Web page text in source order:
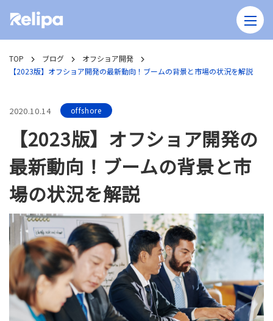
TOP ブログ
オフショア開発
【2023版】オフショア開発の最新動向！ブームの背景と市場の状況を解説
2020.10.14 offshore
【2023版】オフショア開発の
最新動向！ブームの背景と市
場の状況を解説